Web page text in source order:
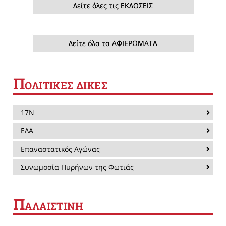
Δείτε όλες τις ΕΚΔΟΣΕΙΣ
Δείτε όλα τα ΑΦΙΕΡΩΜΑΤΑ
ΠΟΛΙΤΙΚΕΣ ΔΙΚΕΣ
17Ν
ΕΛΑ
Επαναστατικός Αγώνας
Συνωμοσία Πυρήνων της Φωτιάς
ΠΑΛΑΙΣΤΙΝΗ